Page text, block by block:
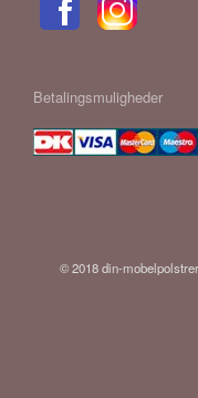
Betalingsmuligheder
© 2018 din-